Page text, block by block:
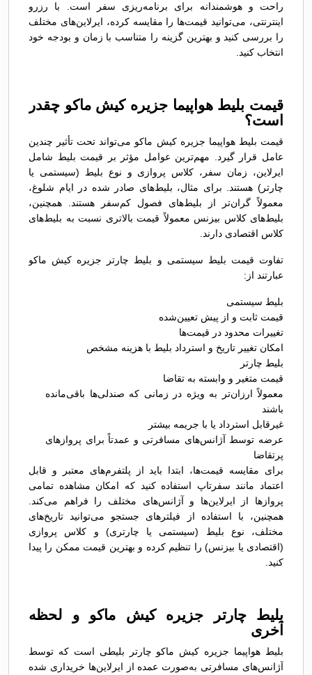
راحت و هوشمندانه برای برنامه‌ریزی سفر است. با رزرو
اینترنتی، می‌توانید قیمت‌ها را مقایسه کرده، ایرلاین‌های مختلف
را بررسی کنید و بهترین گزینه را متناسب با زمان و بودجه خود
انتخاب کنید.
قیمت بلیط هواپیما جزیره کیش ماکو چقدر
است؟
قیمت بلیط هواپیما جزیره کیش ماکو می‌تواند تحت تأثیر چندین
عامل قرار گیرد. مهم‌ترین عوامل مؤثر بر قیمت بلیط شامل
ایرلاین، زمان سفر، کلاس پروازی و نوع بلیط (سیستمی یا
چارتر) هستند. برای مثال، بلیط‌های صادر شده در ایام شلوغ،
معمولاً گران‌تر از بلیط‌های فصول کم‌سفر هستند. همچنین،
بلیط‌های کلاس بیزنس معمولاً قیمت بالاتری نسبت به بلیط‌های
کلاس اقتصادی دارند.
تفاوت قیمت بلیط سیستمی و بلیط چارتر جزیره کیش ماکو
عبارتند از:
بلیط سیستمی
قیمت ثابت و از پیش تعیین‌شده
تغییرات محدود در قیمت‌ها
امکان تغییر تاریخ و استرداد بلیط با هزینه مشخص
بلیط چارتر
قیمت متغیر و وابسته به تقاضا
معمولاً ارزان‌تر به ویژه در زمانی که صندلی‌ها باقی‌مانده
باشند
غیرقابل استرداد یا با جریمه بیشتر
عرضه توسط آژانس‌های مسافرتی و عمدتاً برای پروازهای
پرتقاضا
برای مقایسه قیمت‌ها، ابتدا باید از پلتفرم‌های معتبر و قابل
اعتماد مانند سفرتاپ استفاده کنید که امکان مشاهده تمامی
پروازها از ایرلاین‌ها و آژانس‌های مختلف را فراهم می‌کند.
همچنین، با استفاده از فیلترهای جستجو می‌توانید تاریخ‌های
مختلف، نوع بلیط (سیستمی یا چارتری) و کلاس پروازی
(اقتصادی یا بیزنس) را تنظیم کرده و بهترین قیمت ممکن را پیدا
کنید.
بلیط چارتر جزیره کیش ماکو و لحظه
آخری
بلیط هواپیما جزیره کیش ماکو چارتر بلیطی است که توسط
آژانس‌های مسافرتی به‌صورت عمده از ایرلاین‌ها خریداری شده